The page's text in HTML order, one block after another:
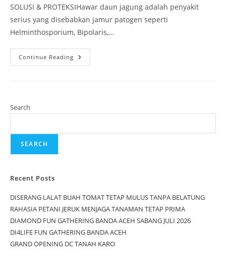
SOLUSI & PROTEKSIHawar daun jagung adalah penyakit
serius yang disebabkan jamur patogen seperti
Helminthosporium, Bipolaris,…
Continue Reading
Search
SEARCH
Recent Posts
DISERANG LALAT BUAH TOMAT TETAP MULUS TANPA BELATUNG
RAHASIA PETANI JERUK MENJAGA TANAMAN TETAP PRIMA
DIAMOND FUN GATHERING BANDA ACEH SABANG JULI 2026
DI4LIFE FUN GATHERING BANDA ACEH
GRAND OPENING DC TANAH KARO